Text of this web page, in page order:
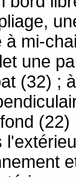
à mi-
une
(32) ;